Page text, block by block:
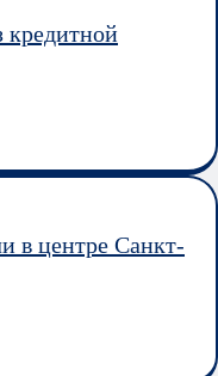
в центре Санкт-